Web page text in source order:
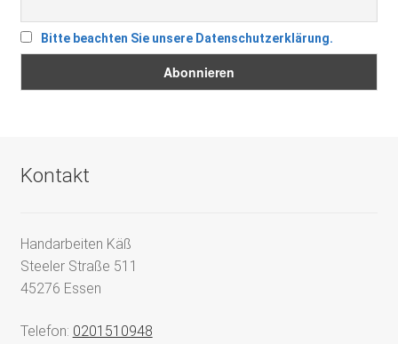
Bitte beachten Sie unsere Datenschutzerklärung.
Kontakt
Handarbeiten Käß
Steeler Straße 511
45276 Essen
Telefon: 0201510948